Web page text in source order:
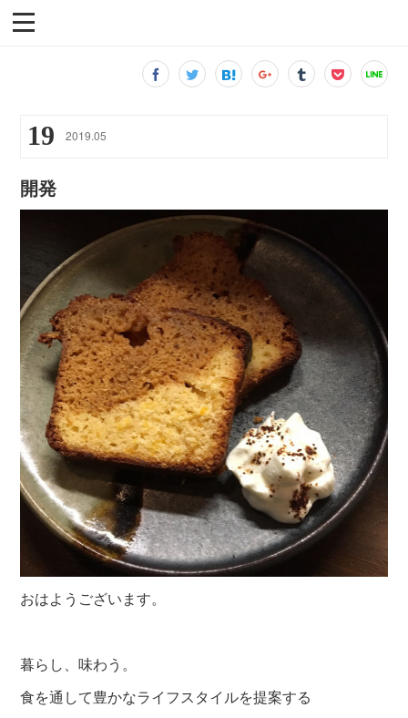
19 2019.05
開発
おはようございます。
暮らし、味わう。
食を通して豊かなライフスタイルを提案する